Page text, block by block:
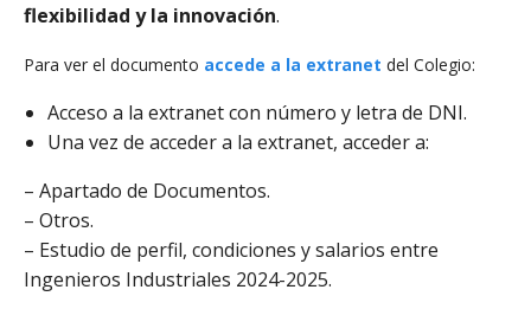
flexibilidad y la innovación.
Para ver el documento accede a la extranet del Colegio:
Acceso a la extranet con número y letra de DNI.
Una vez de acceder a la extranet, acceder a:
– Apartado de Documentos.
– Otros.
– Estudio de perfil, condiciones y salarios entre
Ingenieros Industriales 2024-2025.